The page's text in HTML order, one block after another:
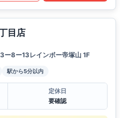
目店
ー8ー13レインボー帝塚山 1F
駅から5分以内
定休日
要確認